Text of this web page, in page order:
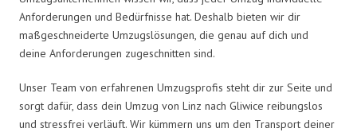
Anforderungen und Bedürfnisse hat. Deshalb bieten wir dir
maßgeschneiderte Umzugslösungen, die genau auf dich und
deine Anforderungen zugeschnitten sind.
Unser Team von erfahrenen Umzugsprofis steht dir zur Seite und
sorgt dafür, dass dein Umzug von Linz nach Gliwice reibungslos
und stressfrei verläuft. Wir kümmern uns um den Transport deiner